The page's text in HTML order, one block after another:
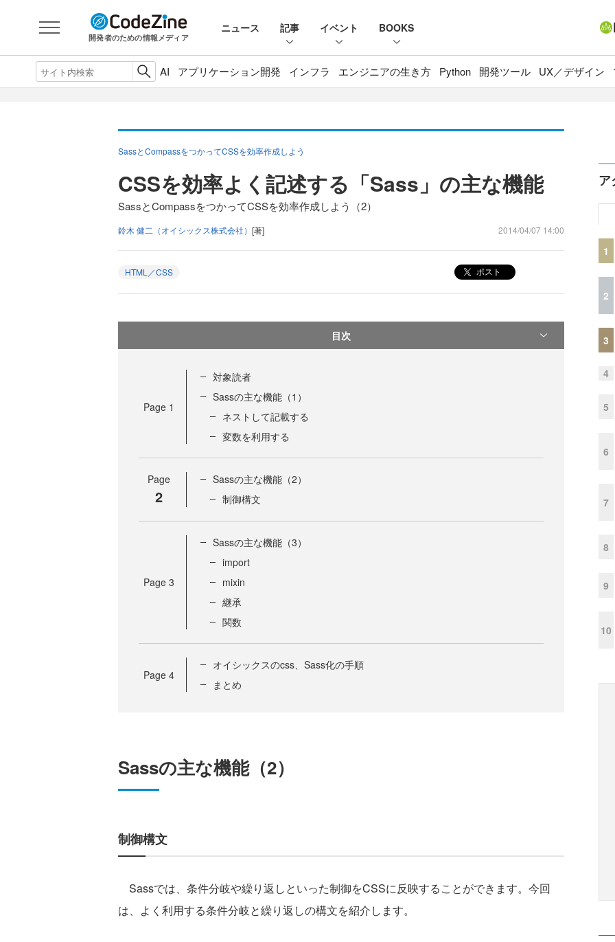
開発者のための情報メディア
ニュース 記事 イベント BOOKS
AI アプリケーション開発 インフラ エンジニアの生き方 Python 開発ツール UX／デザイン
SassとCompassをつかってCSSを効率作成しよう
CSSを効率よく記述する「Sass」の主な機能
SassとCompassをつかってCSSを効率作成しよう（2）
鈴木 健二（オイシックス株式会社） [著] 2014/04/07 14:00
HTML／CSS ポスト
目次
Page 1
対象読者
Sassの主な機能（1）
ネストして記載する
変数を利用する
Page
2
Sassの主な機能（2）
制御構文
Page 3
Sassの主な機能（3）
import
mixin
継承
関数
Page 4
オイシックスのcss、Sass化の手順
まとめ
Sassの主な機能（2）
制御構文
Sassでは、条件分岐や繰り返しといった制御をCSSに反映することができます。今回
は、よく利用する条件分岐と繰り返しの構文を紹介します。
ア
1
2
3
4
5
6
7
8
9
10